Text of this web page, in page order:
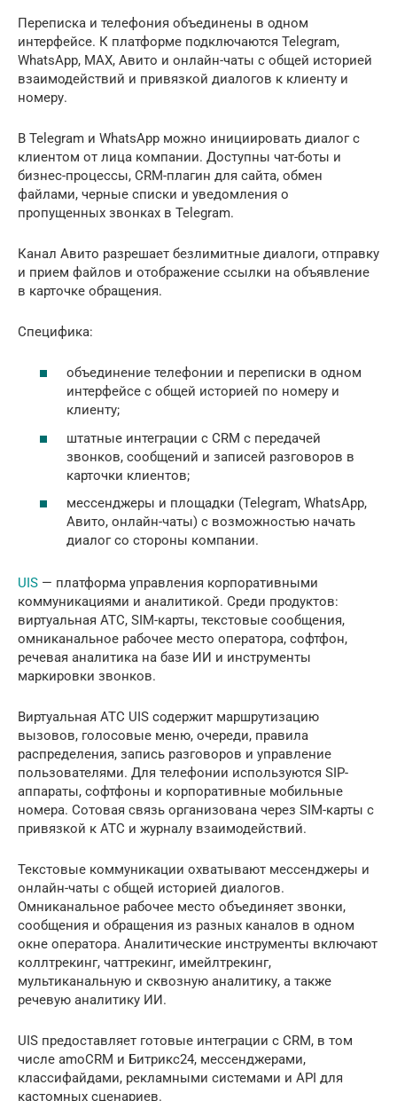
Переписка и телефония объединены в одном
интерфейсе. К платформе подключаются Telegram,
WhatsApp, MAX, Авито и онлайн-чаты с общей историей
взаимодействий и привязкой диалогов к клиенту и
номеру.
В Telegram и WhatsApp можно инициировать диалог с
клиентом от лица компании. Доступны чат-боты и
бизнес-процессы, CRM-плагин для сайта, обмен
файлами, черные списки и уведомления о
пропущенных звонках в Telegram.
Канал Авито разрешает безлимитные диалоги, отправку
и прием файлов и отображение ссылки на объявление
в карточке обращения.
Специфика:
объединение телефонии и переписки в одном
интерфейсе с общей историей по номеру и
клиенту;
штатные интеграции с CRM с передачей
звонков, сообщений и записей разговоров в
карточки клиентов;
мессенджеры и площадки (Telegram, WhatsApp,
Авито, онлайн-чаты) с возможностью начать
диалог со стороны компании.
UIS — платформа управления корпоративными
коммуникациями и аналитикой. Среди продуктов:
виртуальная АТС, SIM-карты, текстовые сообщения,
омниканальное рабочее место оператора, софтфон,
речевая аналитика на базе ИИ и инструменты
маркировки звонков.
Виртуальная АТС UIS содержит маршрутизацию
вызовов, голосовые меню, очереди, правила
распределения, запись разговоров и управление
пользователями. Для телефонии используются SIP-
аппараты, софтфоны и корпоративные мобильные
номера. Сотовая связь организована через SIM-карты с
привязкой к АТС и журналу взаимодействий.
Текстовые коммуникации охватывают мессенджеры и
онлайн-чаты с общей историей диалогов.
Омниканальное рабочее место объединяет звонки,
сообщения и обращения из разных каналов в одном
окне оператора. Аналитические инструменты включают
коллтрекинг, чаттрекинг, имейлтрекинг,
мультиканальную и сквозную аналитику, а также
речевую аналитику ИИ.
UIS предоставляет готовые интеграции с CRM, в том
числе amoCRM и Битрикс24, мессенджерами,
классифайдами, рекламными системами и API для
кастомных сценариев.